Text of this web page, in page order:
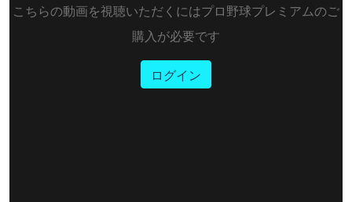
こちらの動画を視聴いただくにはプロ野球プレミアムのご
購入が必要です
ログイン